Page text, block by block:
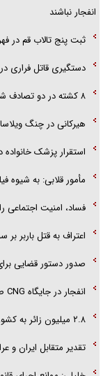
انفجار نباشند
ثبت پنج تالاب قم در
دستگیری قاتل فراری
۸ کشته در دو تصادف شب گذشته
هیرکانی در چنگ
‌استقرار پزشک خانواده در ۶۴ شهرستان تا پایان
مأمور قلابی: به شیوه
فساد، امنیت اجتماعی
‌‌اعتراف به قتل باربر بر سر ۲۰۰ هزار
صدور دستور قضایی
انفجار در جایگاه CNG صحنه یک کشته و سه مصدوم برجا گذاشت
۲.۸ میلیون زائر به کشور بازگشتند
تقدیر متقابل ایران و